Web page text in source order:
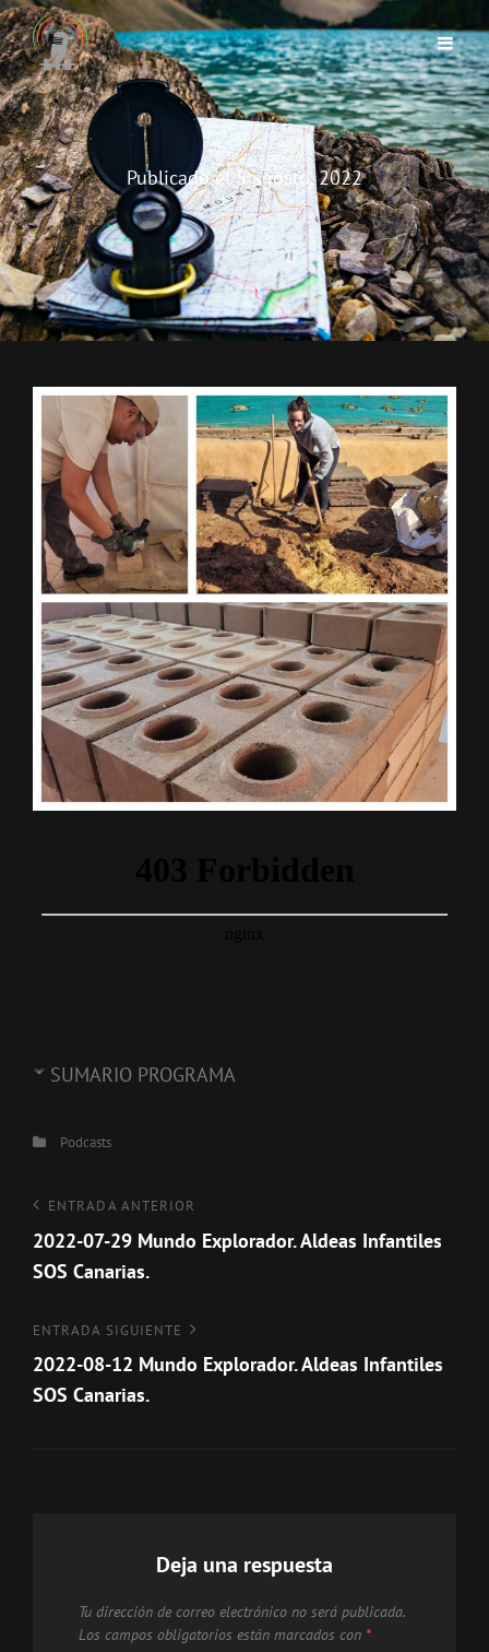
Publicado el5 agosto, 2022
SUMARIO PROGRAMA
Categorías
Podcasts
Navegación
de
entradas
Entrada
anterior
ENTRADA ANTERIOR
2022-07-29 Mundo Explorador. Aldeas Infantiles
SOS Canarias.
Entrada
siguiente
ENTRADA SIGUIENTE
2022-08-12 Mundo Explorador. Aldeas Infantiles
SOS Canarias.
Deja una respuesta
Tu dirección de correo electrónico no será publicada.
Los campos obligatorios están marcados con *